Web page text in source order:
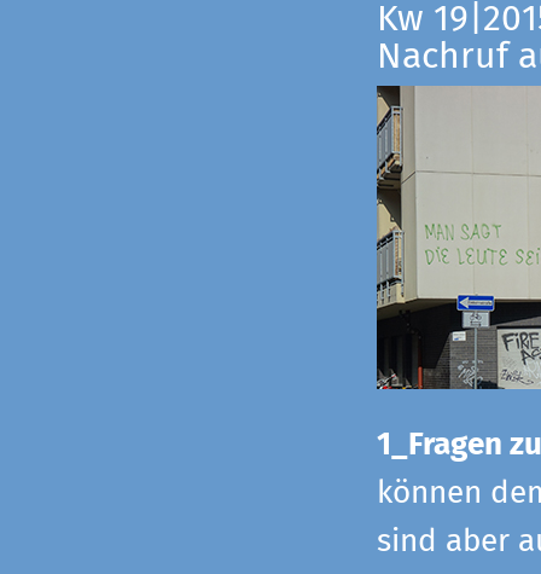
Kw
Nachruf
1_Fragen
können
sind aber